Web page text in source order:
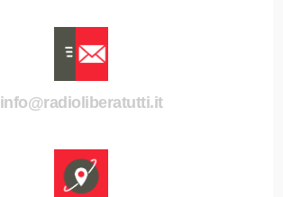
info@radioliberatutti.it